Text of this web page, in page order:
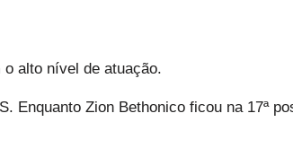
alto nível de atuação.
Enquanto Zion Bethonico ficou na 17ª